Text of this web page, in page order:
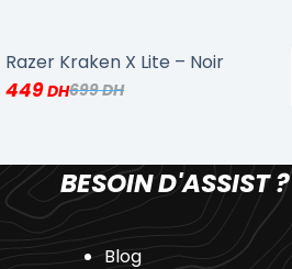
Razer Kraken X Lite – Noir
699
449
BESOIN D'ASSIST ?
Blog